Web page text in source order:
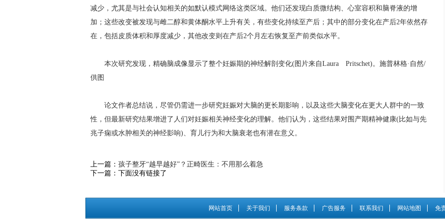
减少，尤其是与社会认知相关的如默认模式网络这类区域。他们还发现白质微结构、心室容积和脑脊液的增
加；这些改变被发现与雌二醇和黄体酮水平上升有关，有些变化持续至产后；其中的部分变化在产后2年依然存
在，包括皮质体积和厚度减少，其他改变则在产后2个月左右恢复至产前类似水平。
本次研究发现，精确脑成像显示了整个妊娠期的神经解剖变化(图片来自Laura Pritschet)。施普林格·自然/
供图
论文作者总结说，尽管仍需进一步研究妊娠对大脑的更长期影响，以及这些大脑变化在更大人群中的一致
性，但最新研究结果增进了人们对妊娠相关神经变化的理解。他们认为，这些结果对围产期精神健康(比如与先
兆子痫或水肿相关的神经影响)、育儿行为和大脑衰老也有潜在意义。
上一篇： 孩子整牙“越早越好”？正畸医生：不用那么着急
下一篇：下面没有链接了
网站首页 关于我们 服务条款 广告服务 联系我们 网站地图 免